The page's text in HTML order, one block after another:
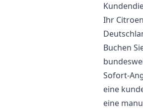
Ihr
Buchen
Sofort-
eine
eine